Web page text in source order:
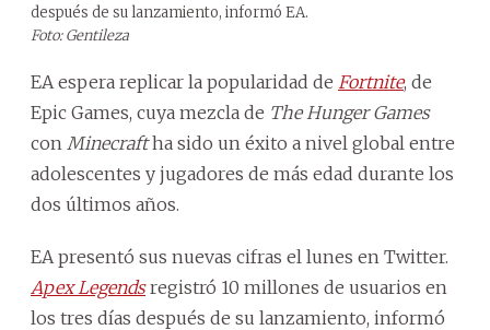
después de su lanzamiento, informó EA.
Foto: Gentileza
EA espera replicar la popularidad de Fortnite, de
Epic Games, cuya mezcla de The Hunger Games
con Minecraftha sido un éxito a nivel global entre
adolescentes y jugadores de más edad durante los
dos últimos años.
EA presentó sus nuevas cifras el lunes en Twitter.
Apex Legendsregistró 10 millones de usuarios en
los tres días después de su lanzamiento, informó